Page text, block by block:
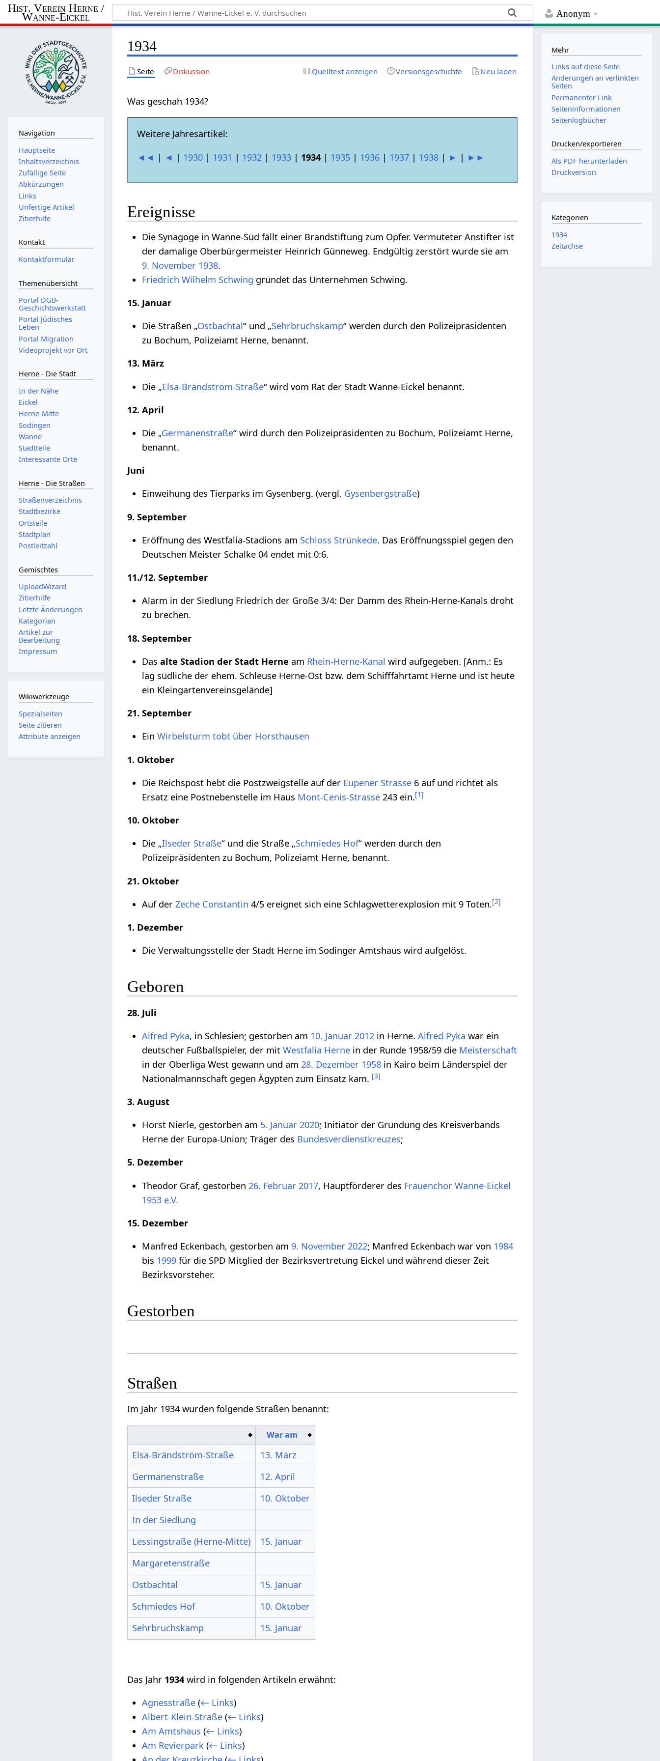
Anonym
Hist. Verein Herne /
Wanne-Eickel
1934
Seite Diskussion Quelltext anzeigen Versionsgeschichte Neu laden
Was geschah 1934?
Weitere Jahresartikel:
◄◄ | ◄ | 1930| 1931 | 1932 | 1933| 1934| 1935| 1936| 1937| 1938| ► | ►►
Ereignisse
Die Synagoge in Wanne-Süd fällt einer Brandstiftung zum Opfer. Vermuteter Anstifter ist
der damalige Oberbürgermeister Heinrich Günneweg. Endgültig zerstört wurde sie am
9. November 1938.
Friedrich Wilhelm Schwing gründet das Unternehmen Schwing.
15. Januar
Die Straßen „Ostbachtal“ und „Sehrbruchskamp“ werden durch den Polizeipräsidenten
zu Bochum, Polizeiamt Herne, benannt.
13. März
Die „Elsa-Brändström-Straße“ wird vom Rat der Stadt Wanne-Eickel benannt.
12. April
Die „Germanenstraße“ wird durch den Polizeipräsidenten zu Bochum, Polizeiamt Herne,
benannt.
Juni
Einweihung des Tierparks im Gysenberg. (vergl. Gysenbergstraße)
9. September
Eröffnung des Westfalia-Stadions am Schloss Strünkede. Das Eröffnungsspiel gegen den
Deutschen Meister Schalke 04 endet mit 0:6.
11./12. September
Alarm in der Siedlung Friedrich der Große 3/4: Der Damm des Rhein-Herne-Kanals droht
zu brechen.
18. September
Das alte Stadion der Stadt Herne am Rhein-Herne-Kanal wird aufgegeben. [Anm.: Es
lag südliche der ehem. Schleuse Herne-Ost bzw. dem Schifffahrtamt Herne und ist heute
ein Kleingartenvereinsgelände]
21. September
Ein Wirbelsturm tobt über Horsthausen
1. Oktober
Die Reichspost hebt die Postzweigstelle auf der Eupener Strasse6 auf und richtet als
Ersatz eine Postnebenstelle im Haus Mont-Cenis-Strasse243 ein.[1]
10. Oktober
Die „Ilseder Straße“ und die Straße „Schmiedes Hof“ werden durch den
Polizeipräsidenten zu Bochum, Polizeiamt Herne, benannt.
21. Oktober
Auf der Zeche Constantin 4/5 ereignet sich eine Schlagwetterexplosion mit 9 Toten.[2]
1. Dezember
Die Verwaltungsstelle der Stadt Herne im Sodinger Amtshaus wird aufgelöst.
Geboren
28. Juli
Alfred Pyka, in Schlesien; gestorben am 10. Januar 2012in Herne. Alfred Pyka war ein
deutscher Fußballspieler, der mit Westfalia Hernein der Runde 1958/59 die Meisterschaft
in der Oberliga West gewann und am 28. Dezember 1958in Kairo beim Länderspiel der
Nationalmannschaft gegen Ägypten zum Einsatz kam. [3]
3. August
Horst Nierle, gestorben am 5. Januar 2020; Initiator der Gründung des Kreisverbands
Herne der Europa-Union; Träger des Bundesverdienstkreuzes;
5. Dezember
Theodor Graf, gestorben 26. Februar 2017, Hauptförderer des Frauenchor Wanne-Eickel
1953 e.V.
15. Dezember
Manfred Eckenbach, gestorben am 9. November 2022; Manfred Eckenbach war von 1984
bis 1999für die SPD Mitglied der Bezirksvertretung Eickel und während dieser Zeit
Bezirksvorsteher.
Gestorben
Straßen
Im Jahr 1934 wurden folgende Straßen benannt:
War am
Elsa-Brändström-Straße
13. März
Germanenstraße
12. April
Ilseder Straße
10. Oktober
In der Siedlung
Lessingstraße (Herne-Mitte)
15. Januar
Margaretenstraße
Ostbachtal
15. Januar
Schmiedes Hof
10. Oktober
Sehrbruchskamp
15. Januar
Das Jahr 1934wird in folgenden Artikeln erwähnt:
Agnesstraße (← Links)
Albert-Klein-Straße (← Links)
Am Amtshaus (← Links)
Am Revierpark (← Links)
Navigation
Hauptseite
Inhaltsverzeichnis
Zufällige Seite
Abkürzungen
Links
Unfertige Artikel
Zitierhilfe
Kontakt
Kontaktformular
Themenübersicht
Portal DGB-
Geschichtswerkstatt
Portal Jüdisches
Leben
Portal Migration
Videoprojekt vor Ort
Herne - Die Stadt
In der Nähe
Eickel
Herne-Mitte
Sodingen
Wanne
Stadtteile
Interessante Orte
Herne - Die Straßen
Straßenverzeichnis
Stadtbezirke
Ortsteile
Stadtplan
Postleitzahl
Gemischtes
UploadWizard
Zitierhilfe
Letzte Änderungen
Kategorien
Artikel zur
Bearbeitung
Impressum
Wikiwerkzeuge
Spezialseiten
Seite zitieren
Attribute anzeigen
Mehr
Links auf diese Seite
Änderungen an verlinkten
Seiten
Permanenter Link
Seiten­­informationen
Seitenlogbücher
Drucken/­exportieren
Als PDF herunterladen
Druckversion
Kategorien
1934
Zeitachse